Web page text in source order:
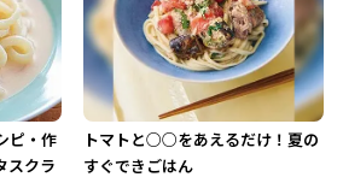
ピ・作
スクラ
トマトと○○をあえるだけ！夏の
すぐできごはん